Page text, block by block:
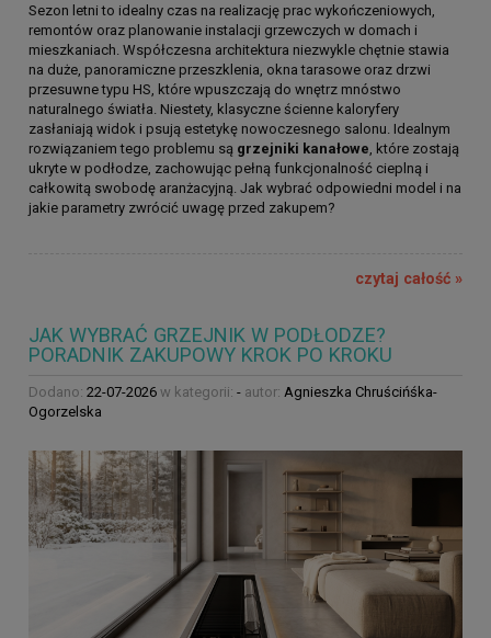
Sezon letni to idealny czas na realizację prac wykończeniowych,
remontów oraz planowanie instalacji grzewczych w domach i
mieszkaniach. Współczesna architektura niezwykle chętnie stawia
na duże, panoramiczne przeszklenia, okna tarasowe oraz drzwi
przesuwne typu HS, które wpuszczają do wnętrz mnóstwo
naturalnego światła. Niestety, klasyczne ścienne kaloryfery
zasłaniają widok i psują estetykę nowoczesnego salonu. Idealnym
rozwiązaniem tego problemu są grzejniki kanałowe , które zostają
ukryte w podłodze, zachowując pełną funkcjonalność cieplną i
całkowitą swobodę aranżacyjną. Jak wybrać odpowiedni model i na
jakie parametry zwrócić uwagę przed zakupem?
czytaj całość »
JAK WYBRAĆ GRZEJNIK W PODŁODZE?
PORADNIK ZAKUPOWY KROK PO KROKU
Dodano: 22-07-2026 w kategorii: - autor: Agnieszka Chruścińśka-
Ogorzelska